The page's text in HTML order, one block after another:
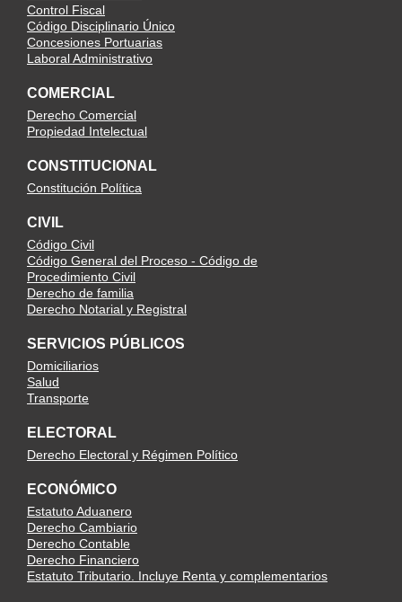
Control Fiscal
Código Disciplinario Único
Concesiones Portuarias
Laboral Administrativo
COMERCIAL
Derecho Comercial
Propiedad Intelectual
CONSTITUCIONAL
Constitución Política
CIVIL
Código Civil
Código General del Proceso - Código de
Procedimiento Civil
Derecho de familia
Derecho Notarial y Registral
SERVICIOS PÚBLICOS
Domiciliarios
Salud
Transporte
ELECTORAL
Derecho Electoral y Régimen Político
ECONÓMICO
Estatuto Aduanero
Derecho Cambiario
Derecho Contable
Derecho Financiero
Estatuto Tributario. Incluye Renta y complementarios